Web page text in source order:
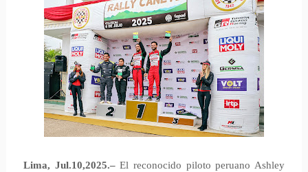
Lima, Jul.10,2025.–El reconocido piloto peruano Ashley